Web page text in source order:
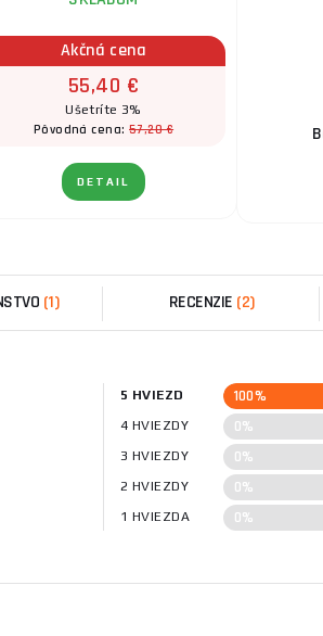
Akčná cena
55,40 €
Ušetríte 3%
Pôvodná cena:57,20 €
DETAIL
(1) RECENZIE (2)
5 HVIEZD 100%
4 HVIEZDY 0%
3 HVIEZDY 0%
2 HVIEZDY 0%
1 HVIEZDA 0%